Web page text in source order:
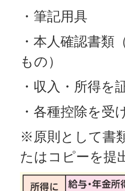
・筆記用具
・本人確認書類
もの）
・収入・所得を
・各種控除を受
※原則として書
たはコピーを提